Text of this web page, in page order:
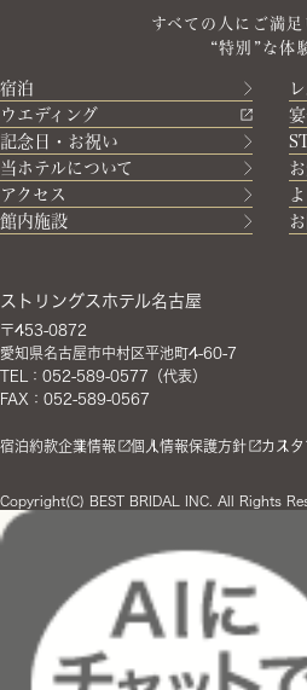
すべての人にご満
“特別”な体
宿泊
ウエディング
記念日・お祝い
当ホテルについて
アクセス
館内施設
ストリングスホテル名古屋
〒453-0872
愛知県名古屋市中村区平池町4-60-7
TEL：052-589-0577（代表）
FAX：052-589-0567
宿泊約款企業情報 個人情報保護方針 カス
Copyright(C) BEST BRIDAL INC. All Rights